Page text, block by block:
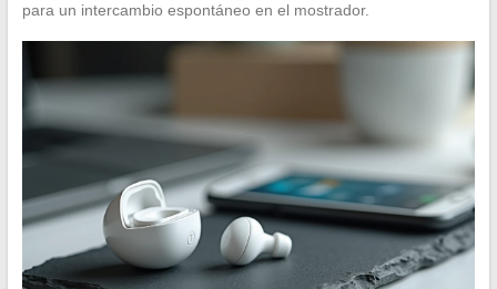
para un intercambio espontáneo en el mostrador.